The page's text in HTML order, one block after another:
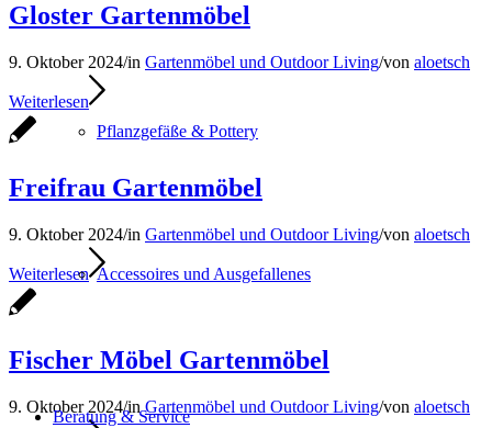
Pflanzgefäße & Pottery
Accessoires und Ausgefallenes
Beratung & Service
Gloster Gartenmöbel
9. Oktober 2024/in Gartenmöbel und Outdoor Living/von aloetsch
Weiterlesen
Freifrau Gartenmöbel
9. Oktober 2024/in Gartenmöbel und Outdoor Living/von aloetsch
Weiterlesen
Fischer Möbel Gartenmöbel
9. Oktober 2024/inGartenmöbel und Outdoor Living/von aloetsch